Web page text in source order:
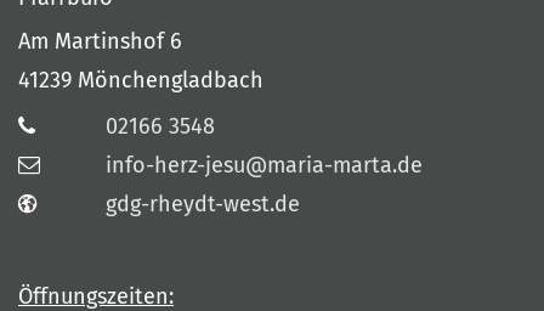
Am Martinshof 6
41239 Mönchengladbach
02166 3548
info-herz-jesu@maria-marta.de
gdg-rheydt-west.de
Öffnungszeiten: